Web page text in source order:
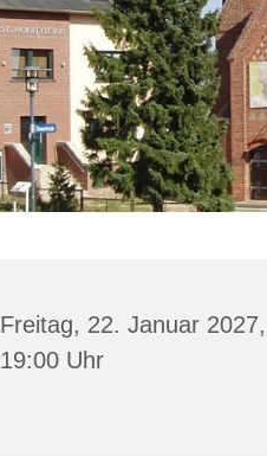
Freitag, 22. Januar 2027,
19:00 Uhr